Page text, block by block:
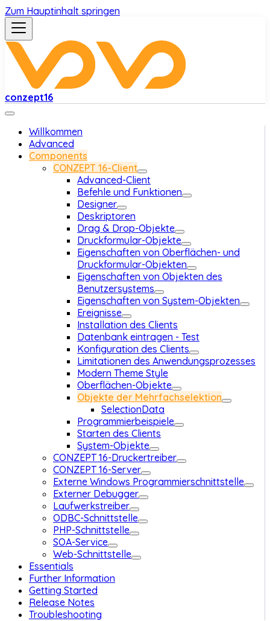
Zum Hauptinhalt springen
conzept16
Willkommen
Advanced
Components
CONZEPT 16-Client
Advanced-Client
Befehle und Funktionen
Designer
Deskriptoren
Drag & Drop-Objekte
Druckformular-Objekte
Eigenschaften von Oberflächen- und
Druckformular-Objekten
Eigenschaften von Objekten des
Benutzersystems
Eigenschaften von System-Objekten
Ereignisse
Installation des Clients
Datenbank eintragen - Test
Konfiguration des Clients
Limitationen des Anwendungsprozesses
Modern Theme Style
Oberflächen-Objekte
Objekte der Mehrfachselektion
SelectionData
Programmierbeispiele
Starten des Clients
System-Objekte
CONZEPT 16-Druckertreiber
CONZEPT 16-Server
Externe Windows Programmierschnittstelle
Externer Debugger
Laufwerkstreiber
ODBC-Schnittstelle
PHP-Schnittstelle
SOA-Service
Web-Schnittstelle
Essentials
Further Information
Getting Started
Release Notes
Troubleshooting